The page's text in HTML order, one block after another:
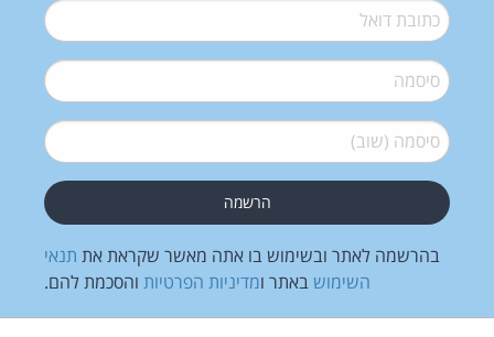
דואל*
סיסמה*
סיסמה (שוב)*
בהרשמה לאתר ובשימוש בו אתה מאשר שקראת את תנאי
השימוש באתר ומדיניות הפרטיות והסכמת להם.